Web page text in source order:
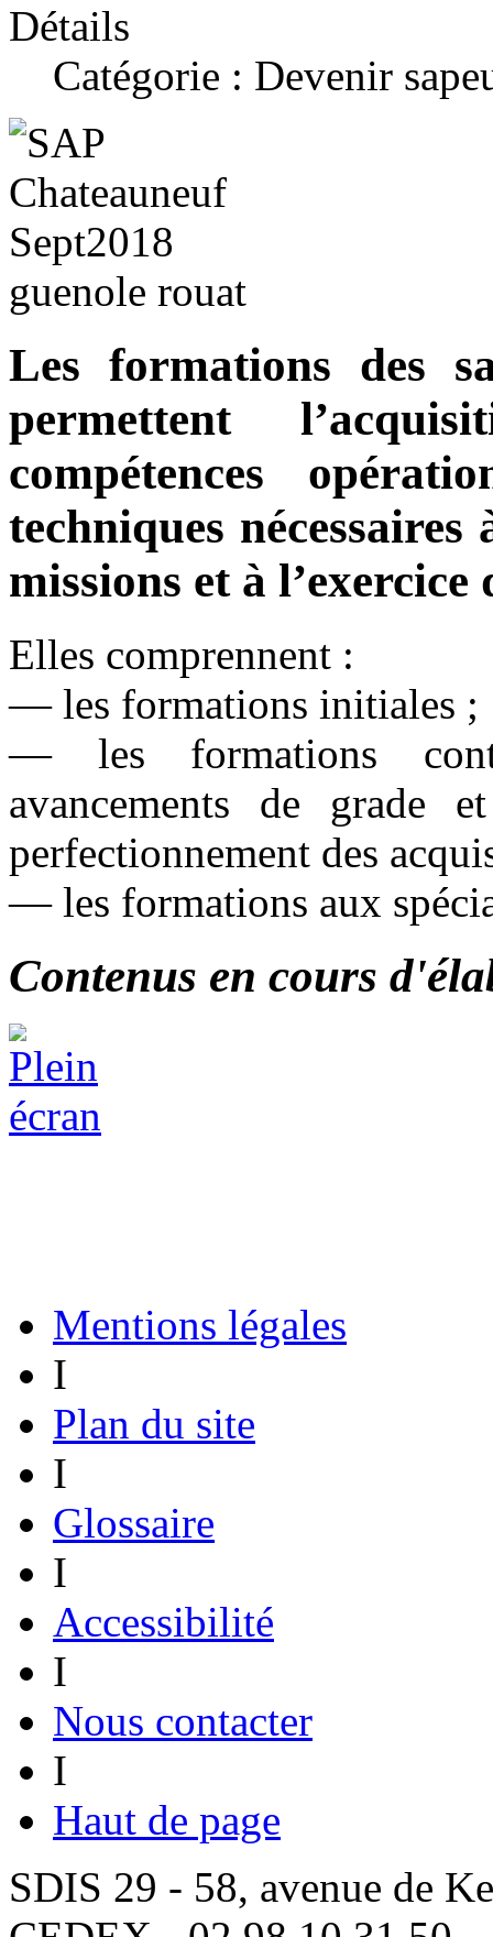
Détails
Catégorie : Devenir
Les formations des
permettent
compétences
techniques
missions et à
Elles comprennent :
― les formations initiales ;
― les formations
avancements de grade
perfectionnement des
― les formations aux
Contenus en cours
Mentions légales
I
Plan du site
I
Glossaire
I
Accessibilité
I
Nous contacter
I
Haut de page
SDIS 29 - 58, avenue de